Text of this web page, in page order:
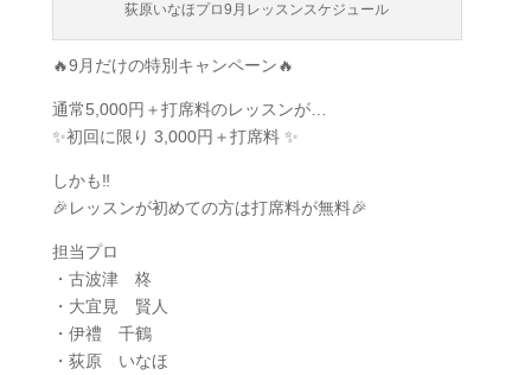
荻原いなほプロ9月レッスンスケジュール
🔥9月だけの特別キャンペーン🔥
通常5,000円＋打席料のレッスンが…
✨初回に限り 3,000円＋打席料 ✨
しかも‼️
🎉レッスンが初めての方は打席料が無料🎉
担当プロ
・古波津 柊
・大宜見 賢人
・伊禮 千鶴
・荻原 いなほ